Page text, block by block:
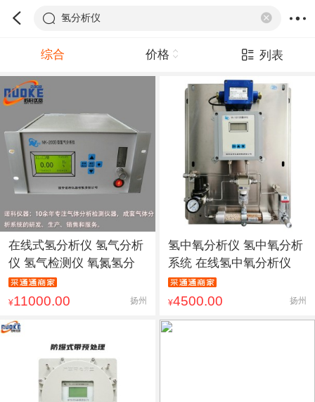
氢分析仪
综合 价格 列表
在线式氢分析仪 氢气分析
仪 氢气检测仪 氧氮氢分
¥11000.00 扬州
氢中氧分析仪 氢中氧分析
系统 在线氢中氧分析仪
¥4500.00 扬州